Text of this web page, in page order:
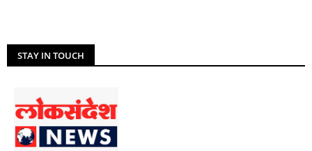
STAY IN TOUCH